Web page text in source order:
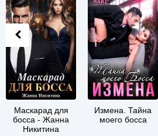
Маскарад для
босса - Жанна
Никитина
Измена. Тайна
моего босса